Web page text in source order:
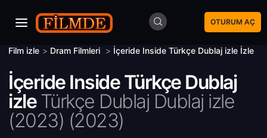
OTURUM AÇ
Film izle > Dram Filmleri > İçeride Inside Türkçe Dublaj izle İzle
İçeride Inside Türkçe Dublaj
izleTürkçe Dublaj Dublaj izle
(2023) (2023)